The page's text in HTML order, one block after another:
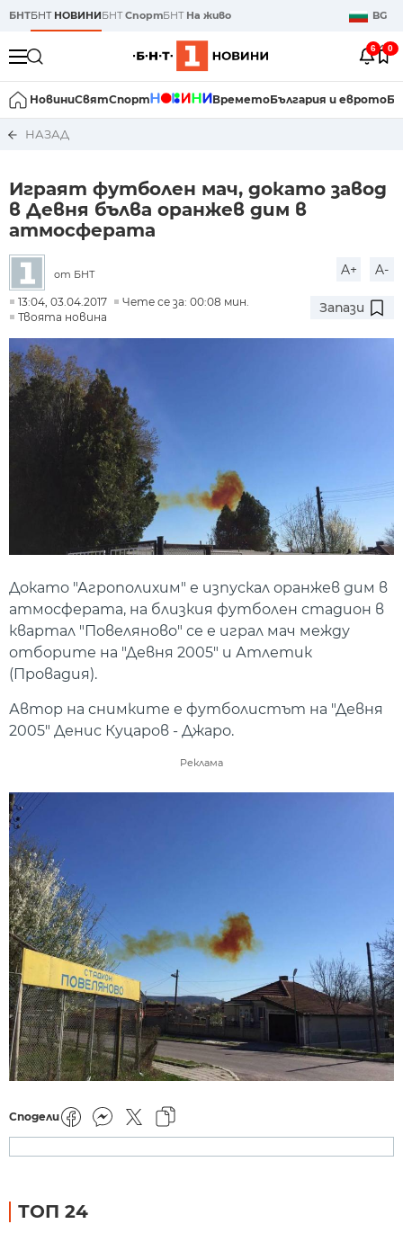
БНТБНТ НОВИНИБНТСпортБНТ На живо BG
6 0
НовиниСвятСпорт ВреметоБългария и еврото
НАЗАД
Играят футболен мач, докато завод
в Девня бълва оранжев дим в
атмосферата
от БНТ A+ A-
13:04, 03.04.2017
Чете се за: 00:08 мин.
Твоята новина
Запази
Докато "Агрополихим" е изпускал оранжев дим в
атмосферата, на близкия футболен стадион в
квартал "Повеляново" се е играл мач между
отборите на "Девня 2005" и Атлетик
(Провадия).
Автор на снимките е футболистът на "Девня
2005" Денис Куцаров - Джаро.
Реклама
Сподели
ТОП 24